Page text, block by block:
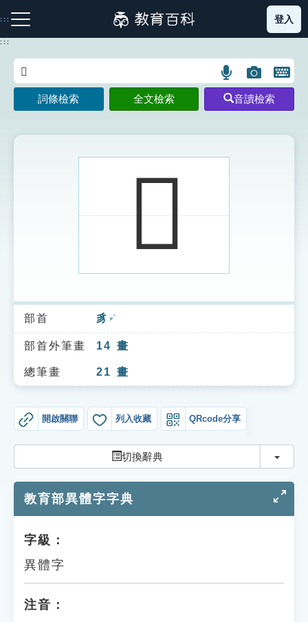
到
主
:::
注音索引圖示 筆畫索引圖示 部首索引表圖示
索引選單
知識索引
單字索引
貓頭鷹博士
登入
:::
語
言
搜
示
圖
片
搜
開
鍵
圖
詞條檢索 全文檢索 音讀檢索
𧴙
部首 豸 ㄓˋ
部首外筆畫 14 畫
總筆畫 21 畫
開啟關聯 列入收藏 QRcode分享
切換辭典 切換
教育部異體字字典
字級：
異體字
注音：